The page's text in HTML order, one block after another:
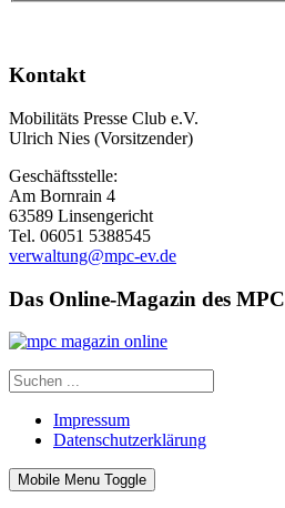
Kontakt
Mobilitäts Presse Club e.V.
Ulrich Nies (Vorsitzender)
Geschäftsstelle:
Am Bornrain 4
63589 Linsengericht
Tel. 06051 5388545
verwaltung@mpc-ev.de
Das Online-Magazin des MPC
Impressum
Datenschutzerklärung
Mobile Menu Toggle